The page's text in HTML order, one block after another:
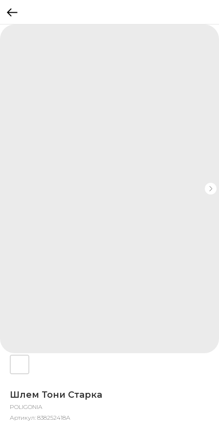
Шлем Тони Старка
POLIGONIA
Артикул: 838252418А